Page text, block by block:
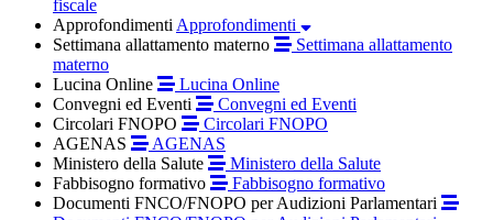
fiscale
Approfondimenti Approfondimenti
Settimana allattamento materno
Settimana allattamento
materno
Lucina Online
Lucina Online
Convegni ed Eventi
Convegni ed Eventi
Circolari FNOPO
Circolari FNOPO
AGENAS
AGENAS
Ministero della Salute
Ministero della Salute
Fabbisogno formativo
Fabbisogno formativo
Documenti FNCO/FNOPO per Audizioni Parlamentari